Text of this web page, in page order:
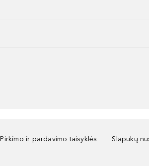
Pirkimo ir pardavimo taisyklės Slapukų